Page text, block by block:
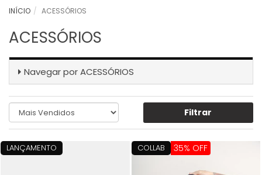
INÍCIO ACESSÓRIOS
ACESSÓRIOS
Navegar porACESSÓRIOS
Filtrar
LANÇAMENTO COLLAB 35% OFF